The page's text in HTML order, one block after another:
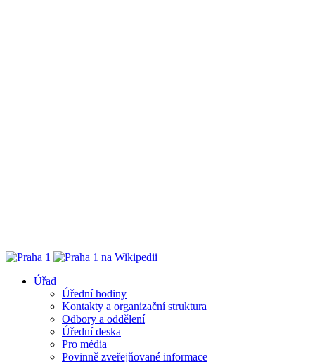
Úřad
Úřední hodiny
Kontakty a organizační struktura
Odbory a oddělení
Úřední deska
Pro média
Povinně zveřejňované informace